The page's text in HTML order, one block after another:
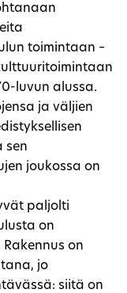
toimintaan –
luvun alussa.
ja väljien
sen
joukossa on
paljolti
on
on
jo
siitä on